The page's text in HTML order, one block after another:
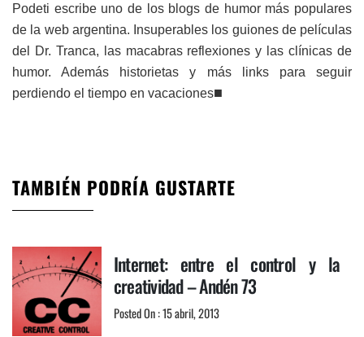
Podeti escribe uno de los blogs de humor más populares
de la web argentina. Insuperables los guiones de películas
del Dr. Tranca, las macabras reflexiones y las clínicas de
humor. Además historietas y más links para seguir
perdiendo el tiempo en vacaciones■
TAMBIÉN PODRÍA GUSTARTE
Internet: entre el control y la
creatividad – Andén 73
Posted On : 15 abril, 2013